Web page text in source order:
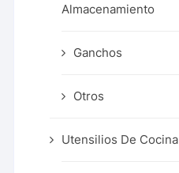
Almacenamiento
Ganchos
Otros
Utensilios De Cocina